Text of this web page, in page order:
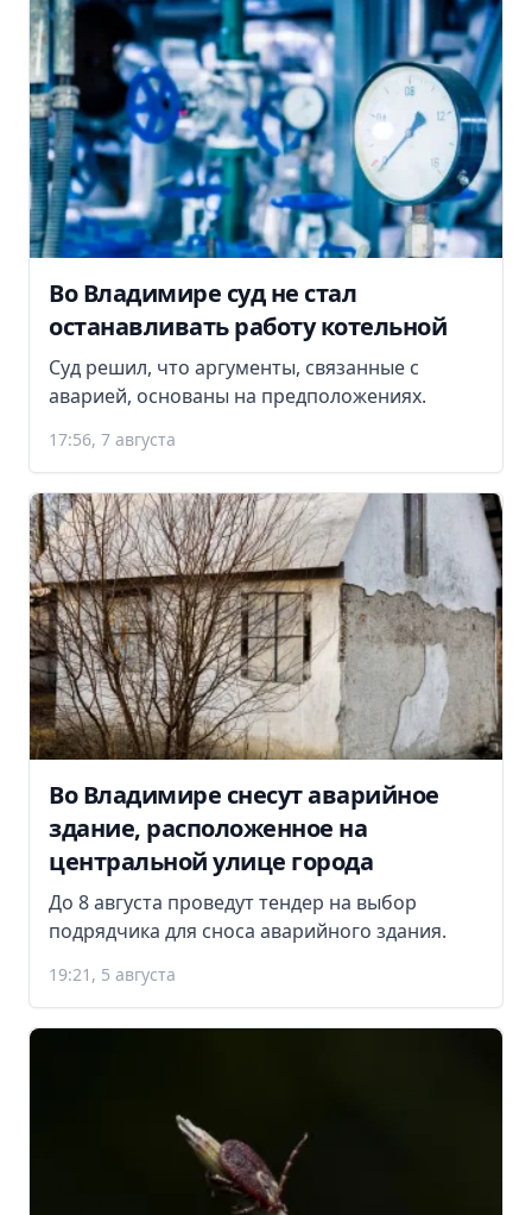
Во Владимире суд не стал
останавливать работу котельной
Суд решил, что аргументы, связанные с
аварией, основаны на предположениях.
17:56, 7 августа
Во Владимире снесут аварийное
здание, расположенное на
центральной улице города
До 8 августа проведут тендер на выбор
подрядчика для сноса аварийного здания.
19:21, 5 августа